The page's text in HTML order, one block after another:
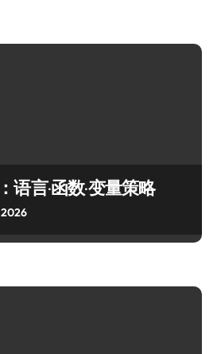
语言·函数·变量策略
2026